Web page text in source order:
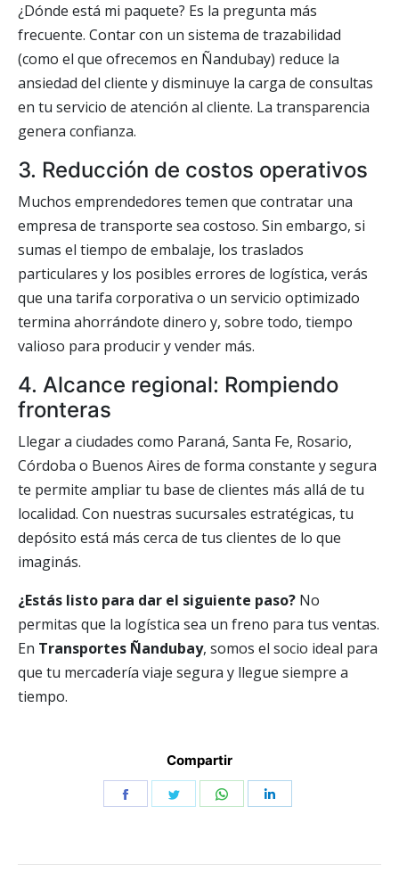
¿Dónde está mi paquete? Es la pregunta más
frecuente. Contar con un sistema de trazabilidad
(como el que ofrecemos en Ñandubay) reduce la
ansiedad del cliente y disminuye la carga de consultas
en tu servicio de atención al cliente. La transparencia
genera confianza.
3. Reducción de costos operativos
Muchos emprendedores temen que contratar una
empresa de transporte sea costoso. Sin embargo, si
sumas el tiempo de embalaje, los traslados
particulares y los posibles errores de logística, verás
que una tarifa corporativa o un servicio optimizado
termina ahorrándote dinero y, sobre todo, tiempo
valioso para producir y vender más.
4. Alcance regional: Rompiendo
fronteras
Llegar a ciudades como Paraná, Santa Fe, Rosario,
Córdoba o Buenos Aires de forma constante y segura
te permite ampliar tu base de clientes más allá de tu
localidad. Con nuestras sucursales estratégicas, tu
depósito está más cerca de tus clientes de lo que
imaginás.
¿Estás listo para dar el siguiente paso? No
permitas que la logística sea un freno para tus ventas.
En Transportes Ñandubay, somos el socio ideal para
que tu mercadería viaje segura y llegue siempre a
tiempo.
Compartir
Share
Share
Share